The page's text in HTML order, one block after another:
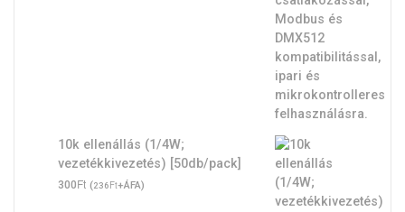
10k ellenállás (1/4W;
vezetékkivezetés) [50db/pack]
300Ft (236Ft+ÁFA)